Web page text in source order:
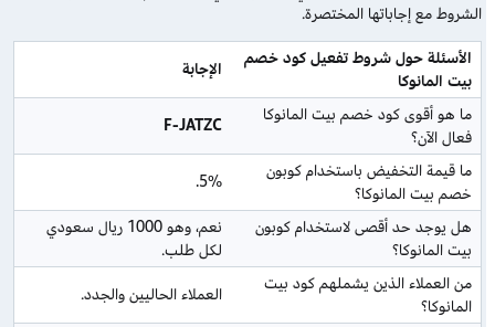
الشروط مع إجاباتها المختصرة.
الأسئلة حول شروط تفعيل كود خصم
بيت المانوكا
الإجابة
ما هو أقوى كود خصم بيت المانوكا
فعال الآن؟
F-JATZC
ما قيمة التخفيض باستخدام كوبون
خصم بيت المانوكا؟
5%.
هل يوجد حد أقصى لاستخدام كوبون
بيت المانوكا؟
نعم، وهو 1000 ريال سعودي
لكل طلب.
من العملاء الذين يشملهم كود بيت
المانوكا؟
العملاء الحاليين والجدد.